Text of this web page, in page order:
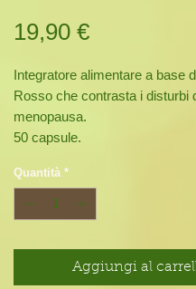
19,90 €Prezzo
Integratore alimentare a base
Rosso che contrasta i disturbi
menopausa.
50 capsule.
Quantità *
Aggiungi al